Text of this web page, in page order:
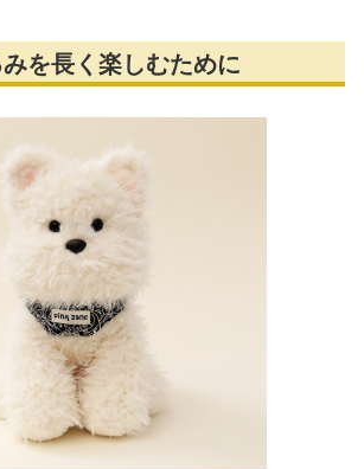
を長く楽しむために